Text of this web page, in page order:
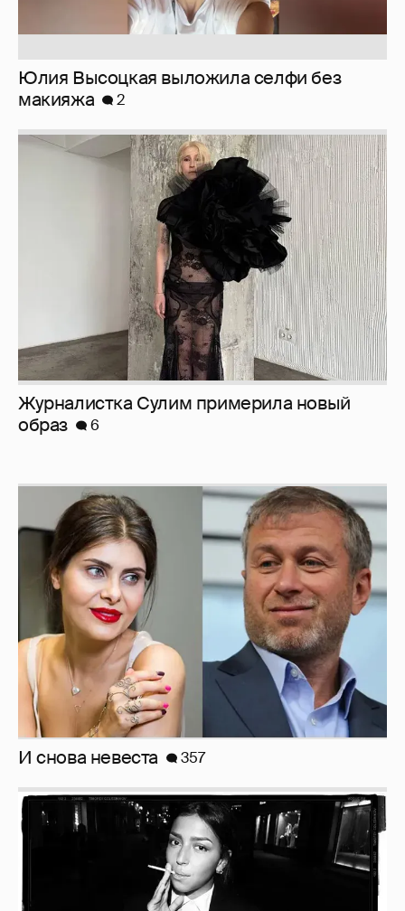
Юлия Высоцкая выложила селфи без
макияжа
2
Журналистка Сулим примерила новый
образ
6
И снова невеста 357